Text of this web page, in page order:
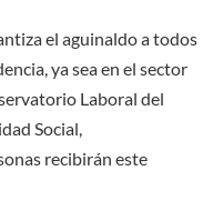
el aguinaldo a todos
ya sea en el sector
Laboral del
Social,
recibirán este